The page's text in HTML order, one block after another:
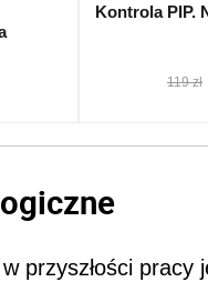
Kontrola PIP.
119 zł
przyszłości pracy